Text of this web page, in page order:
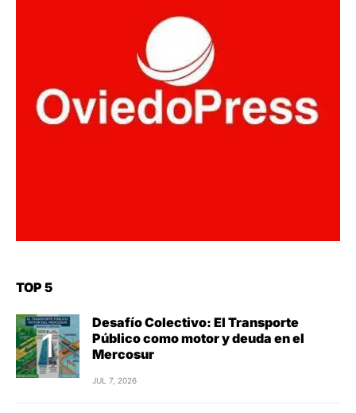
TOP 5
Desafío Colectivo: El Transporte
Público como motor y deuda en el
Mercosur
JUL 7, 2026